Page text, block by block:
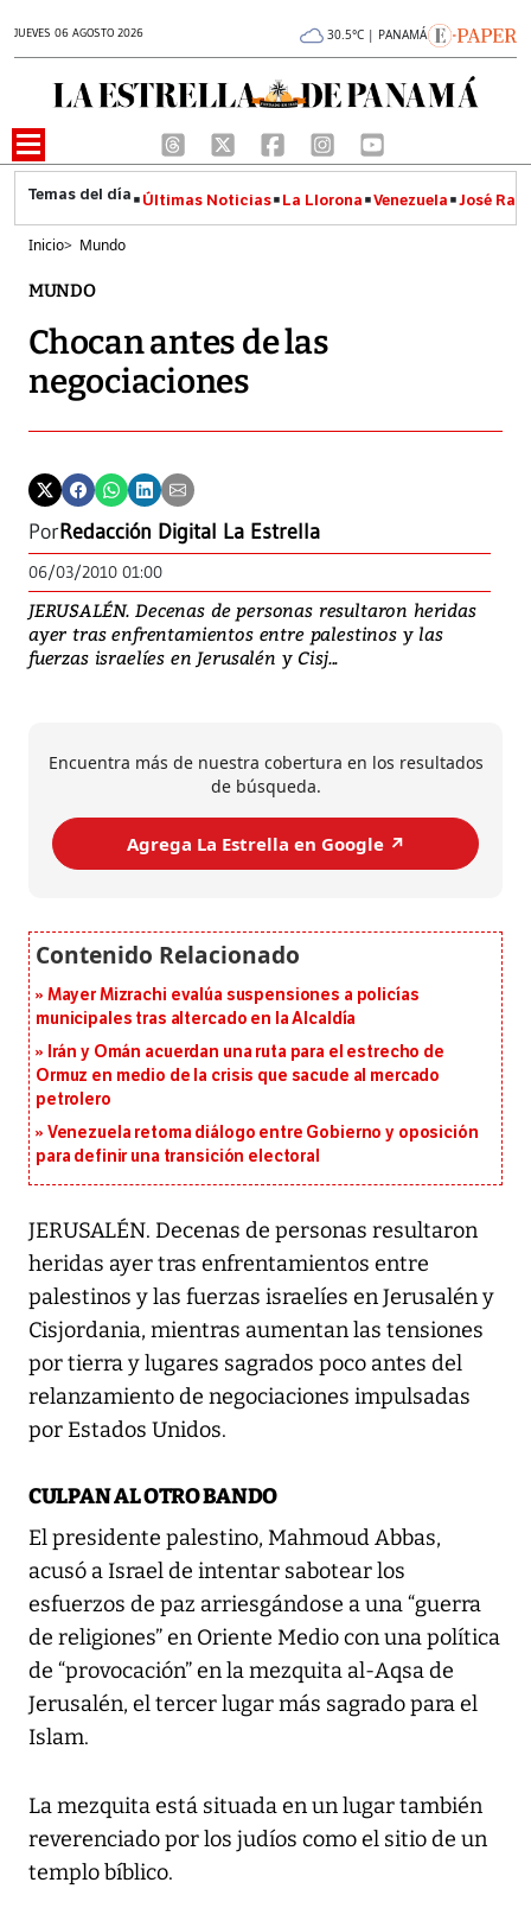
JUEVES 06 AGOSTO 2026 30.5°C | PANAMÁ
Últimas Noticias La Llorona Venezuela José
Inicio> Mundo
MUNDO
Chocan antes de las
negociaciones
PorRedacción Digital La Estrella
06/03/2010 01:00
JERUSALÉN. Decenas de personas resultaron heridas
ayer tras enfrentamientos entre palestinos y las
fuerzas israelíes en Jerusalén y Cisj...
Encuentra más de nuestra cobertura en los resultados
de búsqueda.
Agrega La Estrella en Google ↗️
Mayer Mizrachi evalúa suspensiones a policías
municipales tras altercado en la Alcaldía
Irán y Omán acuerdan una ruta para el estrecho de
Ormuz en medio de la crisis que sacude al mercado
petrolero
Venezuela retoma diálogo entre Gobierno y oposición
para definir una transición electoral
JERUSALÉN. Decenas de personas resultaron
heridas ayer tras enfrentamientos entre
palestinos y las fuerzas israelíes en Jerusalén y
Cisjordania, mientras aumentan las tensiones
por tierra y lugares sagrados poco antes del
relanzamiento de negociaciones impulsadas
por Estados Unidos.
CULPAN AL OTRO BANDO
El presidente palestino, Mahmoud Abbas,
acusó a Israel de intentar sabotear los
esfuerzos de paz arriesgándose a una “guerra
de religiones” en Oriente Medio con una política
de “provocación” en la mezquita al-Aqsa de
Jerusalén, el tercer lugar más sagrado para el
Islam.
La mezquita está situada en un lugar también
reverenciado por los judíos como el sitio de un
templo bíblico.